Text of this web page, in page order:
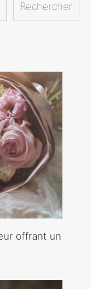
Rechercher
offrant un